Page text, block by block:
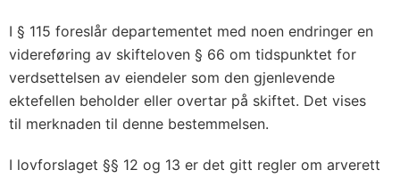
I § 115 foreslår departementet med noen endringer en
videreføring av skifteloven § 66 om tidspunktet for
verdsettelsen av eiendeler som den gjenlevende
ektefellen beholder eller overtar på skiftet. Det vises
til merknaden til denne bestemmelsen.
I lovforslaget §§ 12 og 13 er det gitt regler om arverett